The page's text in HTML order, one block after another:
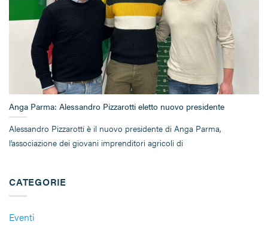
CATEGORIE
Eventi
Anga Parma: Alessandro Pizzarotti eletto nuovo presidente
Alessandro Pizzarotti è il nuovo presidente di Anga Parma,
l’associazione dei giovani imprenditori agricoli di